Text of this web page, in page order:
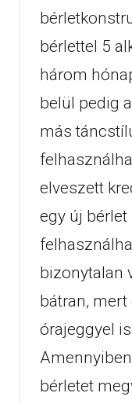
bérlettel 5
három
belül pedig
más
elveszett
egy új
bizonytalan
bátran,
órajeggyel
bérletet